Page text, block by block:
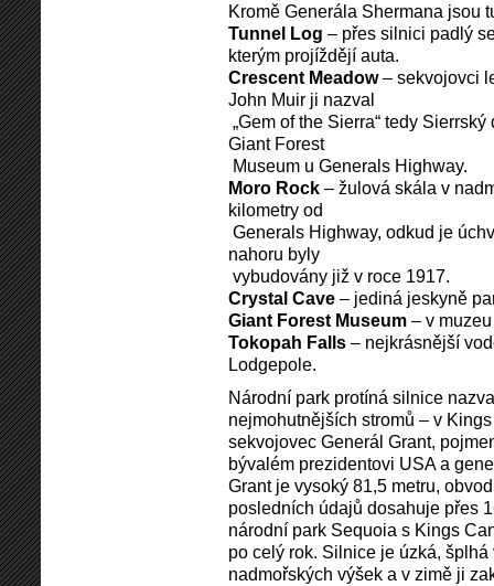
Kromě Generála Shermana jsou
Tunnel Log – přes silnici padlý
kterým projíždějí auta.
Crescent Meadow– sekvojovci
John Muir ji nazval
„Gem of the Sierra“ tedy
Giant Forest
Museum u Generals Highway.
Moro Rock – žulová skála v
kilometry od
Generals Highway, odkud je
nahoru byly
vybudovány již v roce 1917.
Crystal Cave – jediná jeskyně
Giant Forest Museum – v
Tokopah Falls – nejkrásnější
Lodgepole.
Národní park protíná silnice
nejmohutnějších stromů – v
sekvojovec Generál Grant,
bývalém prezidentovi USA a
Grant je vysoký 81,5 metru,
posledních údajů dosahuje přes
národní park Sequoia s Kings
po celý rok. Silnice je úzká,
nadmořských výšek a v zimě ji